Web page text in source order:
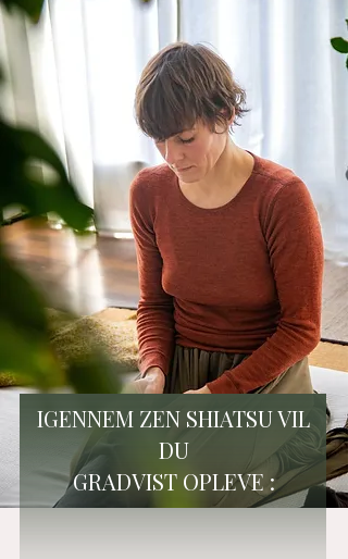
IGENNEM ZEN SHIATSU VIL
DU
GRADVIST OPLEVE :